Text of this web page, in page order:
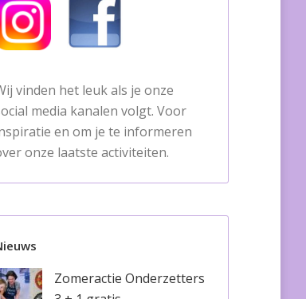
vinden het leuk als je onze
media kanalen volgt. Voor
en om je te informeren
onze laatste activiteiten.
Zomeractie Onderzetters